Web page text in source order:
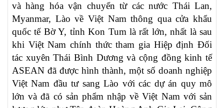
và hàng hóa vận chuyển từ các nước Thái Lan,
Myanmar, Lào về Việt Nam thông qua cửa khẩu
quốc tế Bờ Y, tỉnh Kon Tum là rất lớn, nhất là sau
khi Việt Nam chính thức tham gia Hiệp định Đối
tác xuyên Thái Bình Dương và cộng đồng kinh tế
ASEAN đã được hình thành, một số doanh nghiệp
Việt Nam đầu tư sang Lào với các dự án quy mô
lớn và đã có sản phẩm nhập về Việt Nam với sản